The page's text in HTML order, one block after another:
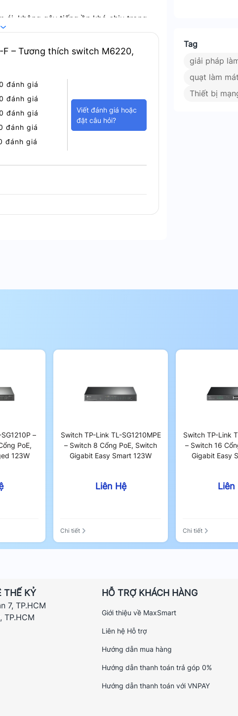
ái, không gây tiếng ồn khó chịu trong
kế tối ưu và hiệu suất cao, sản phẩm
quả hoạt động của toàn bộ hệ thống
– Tương thích switch M6220,
đánh giá
đánh giá
đánh giá
đánh giá
đánh giá
Viết đánh giá hoặc
đặt câu hỏi?
Tag
giải pháp
quạt làm
Thiết bị
–
PoE,
123W
Switch TP-Link TL-SG1210MPE
– Switch 8 Cổng PoE, Switch
Gigabit Easy Smart 123W
Liên Hệ
Chi tiết
Switch TP-Link
– Switch 16
Gigabit Easy
Liên
Chi tiết
THẾ KỶ
7, TP.HCM
TP.HCM
HỖ TRỢ KHÁCH HÀNG
Giới thiệu về MaxSmart
Liên hệ Hỗ trợ
Hướng dẫn mua hàng
Hướng dẫn thanh toán trả góp 0%
Hướng dẫn thanh toán với VNPAY